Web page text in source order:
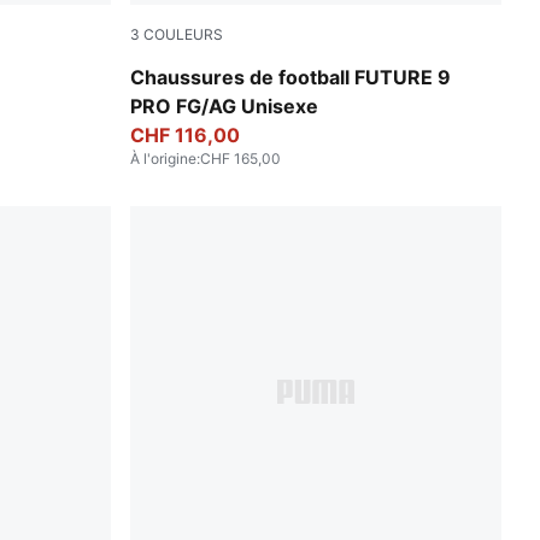
3 COULEURS
Chaussures de football FUTURE 9
PRO FG/AG Unisexe
PUMA White-Metallic Gold-PUMA Black
CHF 116,00
À l'origine:CHF 165,00